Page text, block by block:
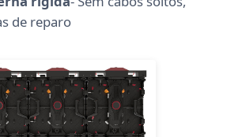
de reparo